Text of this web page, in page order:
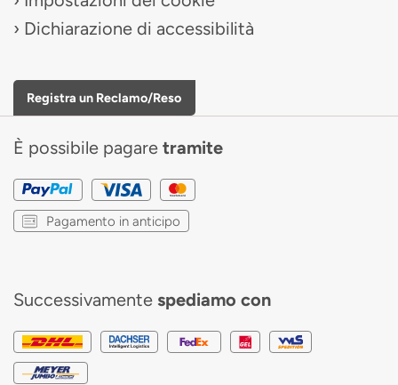
Dichiarazione di accessibilità
Registra un Reclamo/Reso
È possibile pagare tramite
Pagamento in anticipo
Successivamente spediamo con